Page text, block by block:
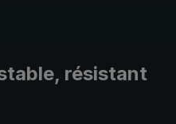
résistant